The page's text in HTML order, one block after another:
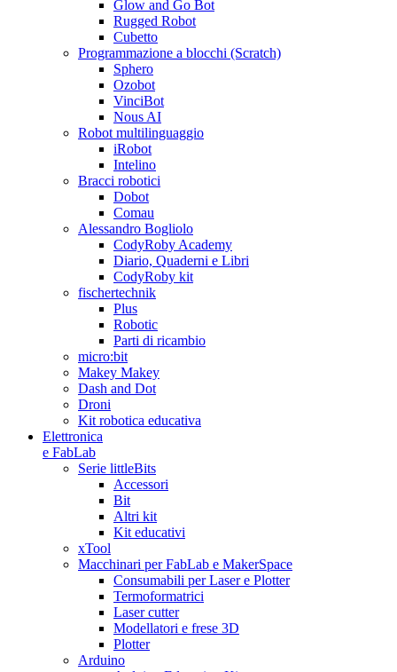
Glow and Go Bot
Rugged Robot
Cubetto
Programmazione a blocchi (Scratch)
Sphero
Ozobot
VinciBot
Nous AI
Robot multilinguaggio
iRobot
Intelino
Bracci robotici
Dobot
Comau
Alessandro Bogliolo
CodyRoby Academy
Diario, Quaderni e Libri
CodyRoby kit
fischertechnik
Plus
Robotic
Parti di ricambio
micro:bit
Makey Makey
Dash and Dot
Droni
Kit robotica educativa
Elettronica
e FabLab
Serie littleBits
Accessori
Bit
Altri kit
Kit educativi
xTool
Macchinari per FabLab e MakerSpace
Consumabili per Laser e Plotter
Termoformatrici
Laser cutter
Modellatori e frese 3D
Plotter
Arduino